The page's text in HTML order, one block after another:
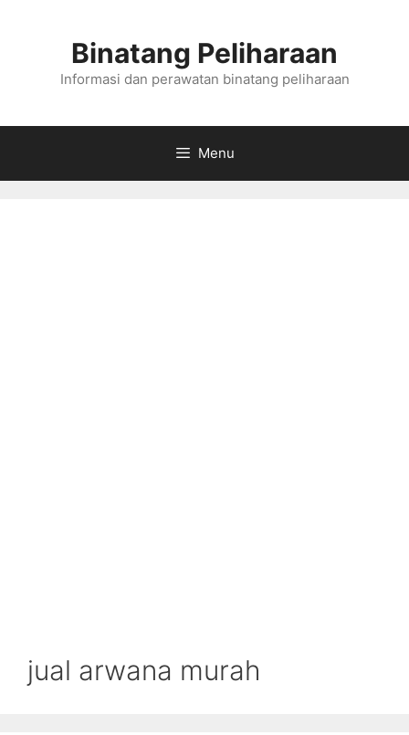
Binatang Peliharaan
Informasi dan perawatan binatang peliharaan
Menu
jual arwana murah